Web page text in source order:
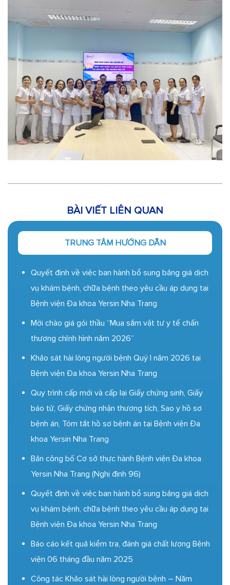
BÀI VIẾT LIÊN QUAN
TRUNG TÂM HƯỚNG DẪN
Quyết định về việc ban hành bổ sung bảng giá dịch
vụ khám bệnh, chữa bệnh theo yêu cầu áp dụng tại
Bệnh viện Đa khoa Yersin Nha Trang
Mời chào giá gói thầu “Mua sắm vật tư y tế chấn
thương chỉnh hình năm 2026”
Khảo sát hài lòng người bệnh Quý I năm 2026 tại
Bệnh viện Đa khoa Yersin Nha Trang
Quy trình cấp mới và cấp lại Giấy chứng sinh, Giấy
báo tử, Giấy chứng nhận thương tích, Sao y hồ sơ
bệnh án, Tóm tắt hồ sơ bệnh án tại Bệnh viện Đa
khoa Yersin Nha Trang
Bản công bố Cơ sở thực hành Bệnh viện Đa khoa
Yersin Nha Trang (Nghị định 96)
Quyết định về việc ban hành bổ sung bảng giá dịch
vụ khám bệnh, chữa bệnh theo yêu cầu áp dụng tại
Bệnh viện Đa khoa Yersin Nha Trang
Báo cáo kết quả kiểm tra, đánh giá chất lượng Bệnh
viện 06 tháng đầu năm 2025
Công tác Khảo sát hài lòng người bệnh – Năm